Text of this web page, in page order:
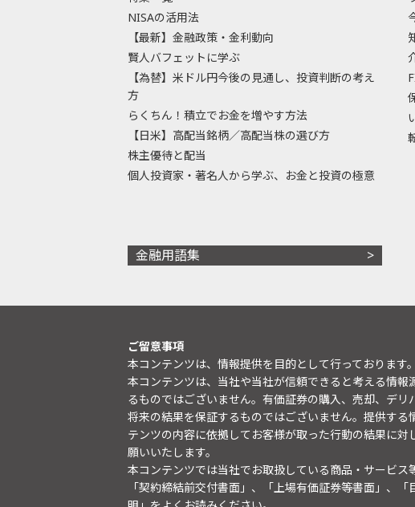
NISAの活用法
【最新】金融政策・金利動向
賢人バフェットに学ぶ
【為替】米ドル円今後の見通し、投資判断の考え
方
らくちん！積立でお金を増やす方法
【日米】高配当銘柄／高配当株の選び方
株主優待と配当
個人投資家・著名人から学ぶ、お金と投資の極意
金融用語集
ご留意事項
本コンテンツは、情報提供を目的として行っております。
本コンテンツは、当社や当社が信頼できると考える情
るものではございません。有価証券の購入、売却、デ
将来の結果を保証するものではございません。提供す
テンツの内容に依拠してお客様が取った行動の結果に
願いいたします。
本コンテンツでは当社でお取扱している商品・サービ
「契約締結前交付書面」、「上場有価証券等書面」、